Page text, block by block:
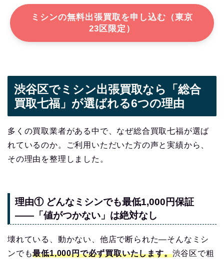
ミシンの無料出張買取を申し込む（東京
23区限定）
渋谷区でミシン出張買取なら「総合
買取七福」が選ばれる6つの理由
多くの買取業者がある中で、なぜ総合買取七福が選ば
れているのか。ご利用いただいた方の声と実績から、
その理由を整理しました。
理由① どんなミシンでも最低1,000円保証
——「値がつかない」は絶対なし
壊れている、動かない、他店で断られた—そんなミシ
ンでも最低1,000円で必ず買取いたします。渋谷区で粗